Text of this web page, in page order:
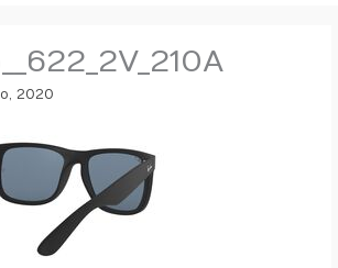
2020